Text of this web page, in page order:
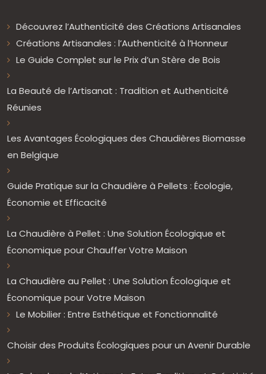
Découvrez l’Authenticité des Créations Artisanales
Créations Artisanales : l’Authenticité à l’Honneur
Le Guide Complet sur le Prix d’un Stère de Bois
La Beauté de l’Artisanat : Tradition et Authenticité
Réunies
Les Avantages Écologiques des Chaudières Biomasse
en Belgique
Guide Pratique sur la Chaudière à Pellets : Écologie,
Économie et Efficacité
La Chaudière à Pellet : Une Solution Écologique et
Économique pour Chauffer Votre Maison
La Chaudière au Pellet : Une Solution Écologique et
Économique pour Votre Maison
Le Mobilier : Entre Esthétique et Fonctionnalité
Choisir des Produits Écologiques pour un Avenir Durable